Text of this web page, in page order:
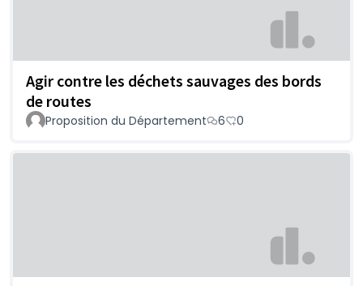
Agir contre les déchets sauvages des bords
de routes
Proposition du Département 6 0